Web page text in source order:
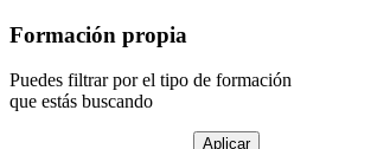
Formación propia
Puedes filtrar por el tipo de formación
que estás buscando